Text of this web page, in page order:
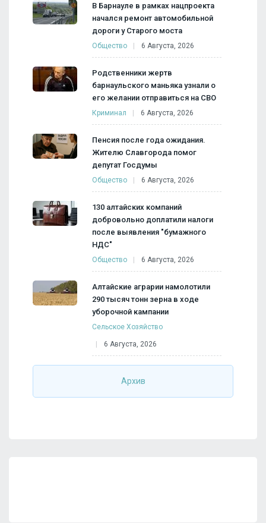
В Барнауле в рамках нацпроекта
начался ремонт автомобильной
дороги у Старого моста
Общество 6 Августа, 2026
Родственники жертв
барнаульского маньяка узнали о
его желании отправиться на СВО
Криминал 6 Августа, 2026
Пенсия после года ожидания.
Жителю Славгорода помог
депутат Госдумы
Общество 6 Августа, 2026
130 алтайских компаний
добровольно доплатили налоги
после выявления "бумажного
НДС"
Общество 6 Августа, 2026
Алтайские аграрии намолотили
290 тысяч тонн зерна в ходе
уборочной кампании
Сельское Хозяйство
6 Августа, 2026
Архив